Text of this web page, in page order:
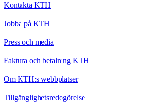
Kontakta KTH
Jobba på KTH
Press och media
Faktura och betalning KTH
Om KTH:s webbplatser
Tillgänglighetsredogörelse